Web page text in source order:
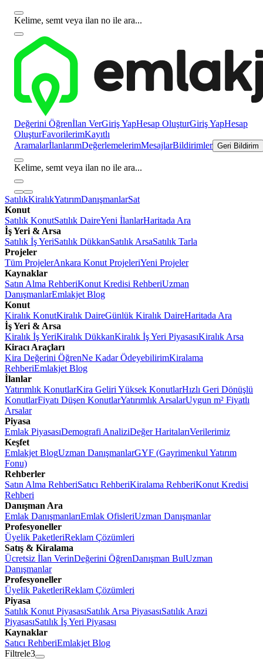
Kelime, semt veya ilan no ile ara...
Değerini Öğrenİlan VerGiriş YapHesap OluşturGiriş YapHesap
OluşturFavorilerimKayıtlı
AramalarİlanlarımDeğerlemelerimMesajlarBildirimler Geri Bildirim
Kelime, semt veya ilan no ile ara...
SatılıkKiralıkYatırımDanışmanlarSat
Konut
Satılık KonutSatılık DaireYeni İlanlarHaritada Ara
İş Yeri & Arsa
Satılık İş YeriSatılık DükkanSatılık ArsaSatılık Tarla
Projeler
Tüm ProjelerAnkara Konut ProjeleriYeni Projeler
Kaynaklar
Satın Alma RehberiKonut Kredisi RehberiUzman
DanışmanlarEmlakjet Blog
Konut
Kiralık KonutKiralık DaireGünlük Kiralık DaireHaritada Ara
İş Yeri & Arsa
Kiralık İş YeriKiralık DükkanKiralık İş Yeri PiyasasıKiralık Arsa
Kiracı Araçları
Kira Değerini ÖğrenNe Kadar ÖdeyebilirimKiralama
RehberiEmlakjet Blog
İlanlar
Yatırımlık KonutlarKira Geliri Yüksek KonutlarHızlı Geri Dönüşlü
KonutlarFiyatı Düşen KonutlarYatırımlık ArsalarUygun m² Fiyatlı
Arsalar
Piyasa
Emlak PiyasasıDemografi AnaliziDeğer HaritalarıVerilerimiz
Keşfet
Emlakjet BlogUzman DanışmanlarGYF (Gayrimenkul Yatırım
Fonu)
Rehberler
Satın Alma RehberiSatıcı RehberiKiralama RehberiKonut Kredisi
Rehberi
Danışman Ara
Emlak DanışmanlarıEmlak OfisleriUzman Danışmanlar
Profesyoneller
Üyelik PaketleriReklam Çözümleri
Satış & Kiralama
Ücretsiz İlan VerinDeğerini ÖğrenDanışman BulUzman
Danışmanlar
Profesyoneller
Üyelik PaketleriReklam Çözümleri
Piyasa
Satılık Konut PiyasasıSatılık Arsa PiyasasıSatılık Arazi
PiyasasıSatılık İş Yeri Piyasası
Kaynaklar
Satıcı RehberiEmlakjet Blog
Filtrele3